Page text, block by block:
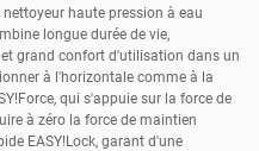
haute pression à eau
longue durée de vie,
grand confort d'utilisation dans un
à l'horizontale comme à la
, qui s'appuie sur la force de
à zéro la force de maintien
EASY!Lock, garant d'une